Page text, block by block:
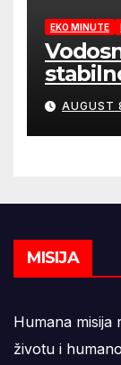
EKO MINUTE
dana
AUGUST
MISIJA
Humana misija
životu i